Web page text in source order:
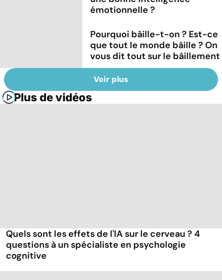
émotionnelle ?
Pourquoi bâille-t-on ? Est-ce
que tout le monde bâille ? On
vous dit tout sur le bâillement
Voir plus
Plus de vidéos
Quels sont les effets de l'IA sur le cerveau ? 4
questions à un spécialiste en psychologie
cognitive